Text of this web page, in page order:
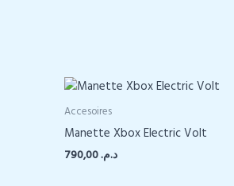
Accesoires
Manette Xbox Electric Volt
د.م.